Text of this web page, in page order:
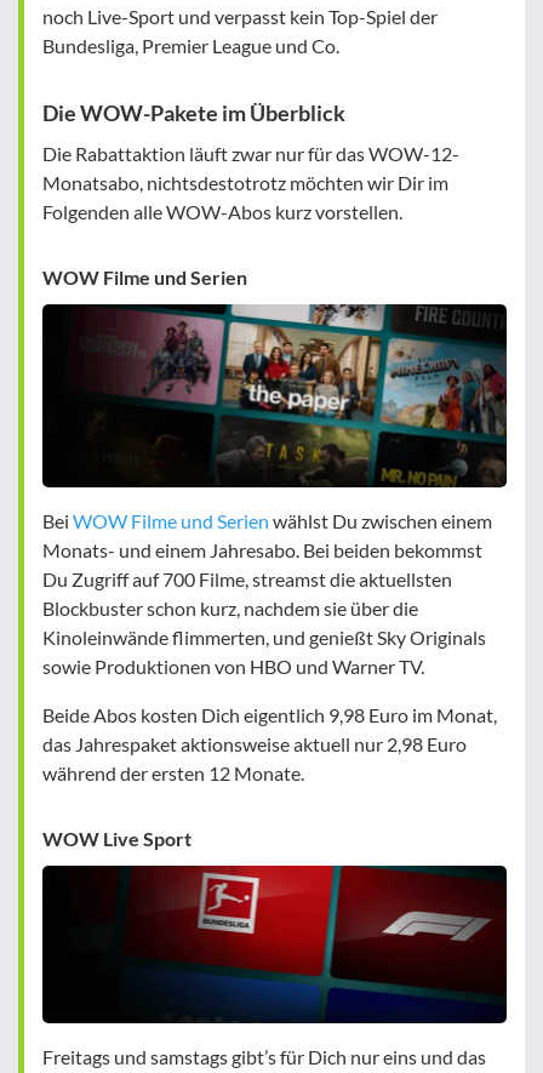
noch Live-Sport und verpasst kein Top-Spiel der
Bundesliga, Premier League und Co.
Die WOW-Pakete im Überblick
Die Rabattaktion läuft zwar nur für das WOW-12-
Monatsabo, nichtsdestotrotz möchten wir Dir im
Folgenden alle WOW-Abos kurz vorstellen.
WOW Filme und Serien
Bei WOW Filme und Serien wählst Du zwischen einem
Monats- und einem Jahresabo. Bei beiden bekommst
Du Zugriff auf 700 Filme, streamst die aktuellsten
Blockbuster schon kurz, nachdem sie über die
Kinoleinwände flimmerten, und genießt Sky Originals
sowie Produktionen von HBO und Warner TV.
Beide Abos kosten Dich eigentlich 9,98 Euro im Monat,
das Jahrespaket aktionsweise aktuell nur 2,98 Euro
während der ersten 12 Monate.
WOW Live Sport
Freitags und samstags gibt’s für Dich nur eins und das